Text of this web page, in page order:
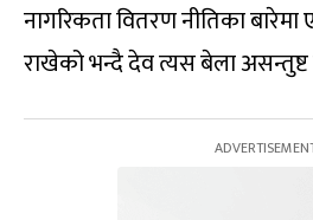
नागरिकता वितरण नीतिका
राखेको भन्दै देव त्यस बेला